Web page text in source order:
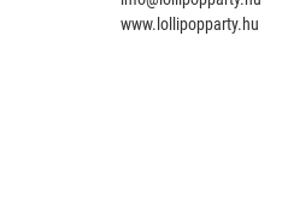
www.lollipopparty.hu